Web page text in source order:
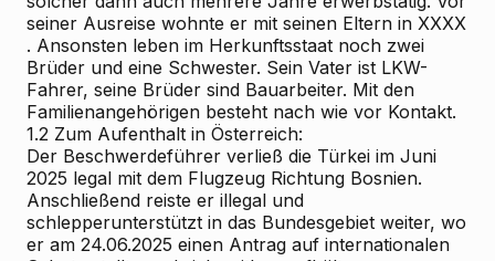
seiner Ausreise wohnte er mit seinen Eltern in XXXX
. Ansonsten leben im Herkunftsstaat noch zwei
Brüder und eine Schwester. Sein Vater ist LKW-
Fahrer, seine Brüder sind Bauarbeiter. Mit den
Familienangehörigen besteht nach wie vor Kontakt.
1.2 Zum Aufenthalt in Österreich:
Der Beschwerdeführer verließ die Türkei im Juni
2025 legal mit dem Flugzeug Richtung Bosnien.
Anschließend reiste er illegal und
schlepperunterstützt in das Bundesgebiet weiter, wo
er am 24.06.2025 einen Antrag auf internationalen